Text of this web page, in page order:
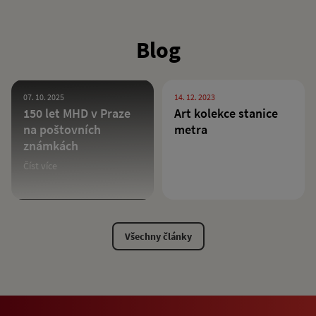
Příběh posledního
pražských
Blog
07. 10. 2025
150 let MHD v Praze
na poštovních
známkách
Číst více
14. 12. 2023
Art kolekce stanice
metra
Všechny články